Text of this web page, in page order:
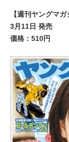
【週刊ヤングマ
3月11日 発売
価格：510円